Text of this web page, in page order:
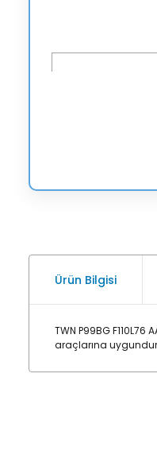
Ürün Bilgisi
TWN P99BG
araçlarına